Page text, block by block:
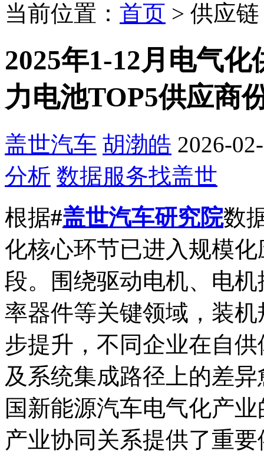
当前位置： 首页 > 供应链
2025年1-12月电气
力电池TOP5供应商
盖世汽车 胡渤皓 2026-
分析 数据服务找盖世
根据#盖世汽车研究院数
化核心环节已进入规模
段。围绕驱动电机、电
率器件等关键领域，装
步提升，不同企业在自
及系统集成路径上的差
国新能源汽车电气化产
产业协同关系提供了重